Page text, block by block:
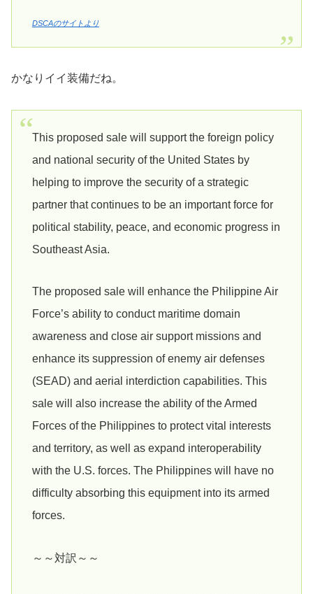
DSCAのサイトより
かなりイイ装備だね。
This proposed sale will support the foreign policy
and national security of the United States by
helping to improve the security of a strategic
partner that continues to be an important force for
political stability, peace, and economic progress in
Southeast Asia.
The proposed sale will enhance the Philippine Air
Force’s ability to conduct maritime domain
awareness and close air support missions and
enhance its suppression of enemy air defenses
(SEAD) and aerial interdiction capabilities. This
sale will also increase the ability of the Armed
Forces of the Philippines to protect vital interests
and territory, as well as expand interoperability
with the U.S. forces. The Philippines will have no
difficulty absorbing this equipment into its armed
forces.
～～対訳～～